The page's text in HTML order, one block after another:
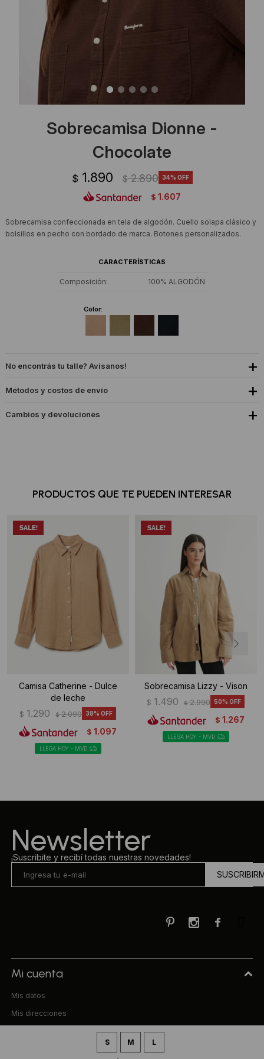
Sobrecamisa Dionne -
Chocolate
$ 1.890 $ 2.890 34
$ 1.607
Sobrecamisa confeccionada en tela de algodón. Cuello solapa clásico y
bolsillos en pecho con bordado de marca. Botones personalizados.
CARACTERÍSTICAS
Composición 100% ALGODÓN
Color:
S M L
No encontrás tu talle? Avisanos!
Métodos y costos de envío
Cambios y devoluciones
PRODUCTOS QUE TE PUEDEN INTERESAR
Camisa Catherine - Dulce
de leche
$ 1.290 $ 2.090 38
$ 1.097
LLEGA HOY - MVD
Sobrecamisa Lizzy - Vison
$ 1.490 $ 2.990 50
$ 1.267
LLEGA HOY - MVD
Newsletter
¡Suscribite y recibí todas nuestras novedades!

 
Mi cuenta
Mis datos
Mis direcciones
Ropa Interior
Canguros
Camperas
Camisas y blusas
Vestidos
Sherpas